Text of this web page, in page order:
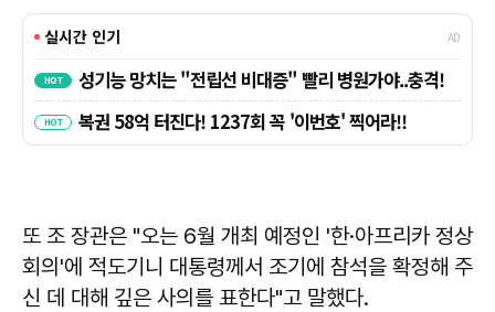
또 조 장관은 "오는 6월 개최 예정인 '한·아프리카 정상
회의'에 적도기니 대통령께서 조기에 참석을 확정해 주
신 데 대해 깊은 사의를 표한다"고 말했다.